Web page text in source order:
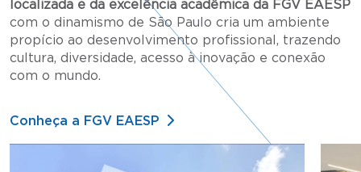
localizada e da excelência acadêmica da FGV EAESP
com o dinamismo de São Paulo cria um ambiente
propício ao desenvolvimento profissional, trazendo
cultura, diversidade, acesso à inovação e conexão
com o mundo.
Conheça a FGV EAESP